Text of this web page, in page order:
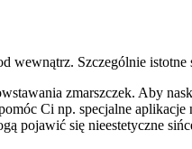
wewnątrz. Szczególnie istotne
zmarszczek. Aby
Ci np. specjalne aplikacje
pojawić się nieestetyczne